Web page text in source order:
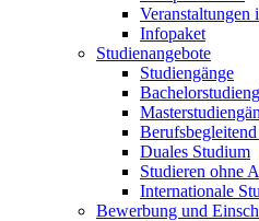
Infopaket
Studienangebote
Studiengänge
Duales Studium
Studieren ohne
Internationale
Bewerbung und